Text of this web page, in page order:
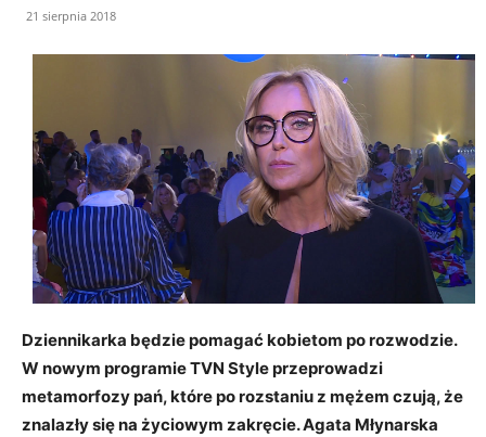
21 sierpnia 2018
Dziennikarka będzie pomagać kobietom po rozwodzie.
W nowym programie TVN Style przeprowadzi
metamorfozy pań, które po rozstaniu z mężem czują, że
znalazły się na życiowym zakręcie. Agata Młynarska